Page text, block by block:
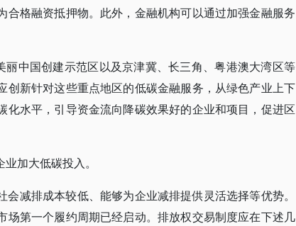
格融资抵押物。此外，金融机构可以通过加强金融服务
丽中国创建示范区以及京津冀、长三角、粤港澳大湾区等
创新针对这些重点地区的低碳金融服务，从绿色产业上下
水平，引导资金流向降碳效果好的企业和项目，促进区
加大低碳投入。
减排成本较低、能够为企业减排提供灵活选择等优势。
场第一个履约周期已经启动。排放权交易制度应在下述几